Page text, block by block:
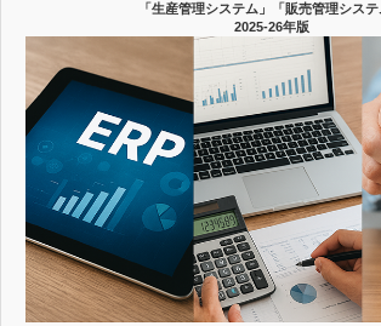
「生産管理システム」「販売管理システ
2025-26年版